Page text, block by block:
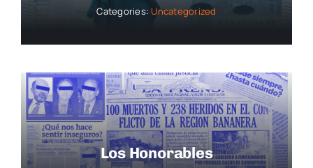
Categories: Uncategorized
Los Honorables